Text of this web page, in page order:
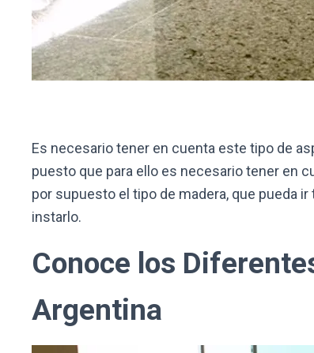
Es necesario tener en cuenta este tipo de
puesto que para ello es necesario tener en
por supuesto el tipo de madera, que pueda
instarlo.
Conoce los
Argentina